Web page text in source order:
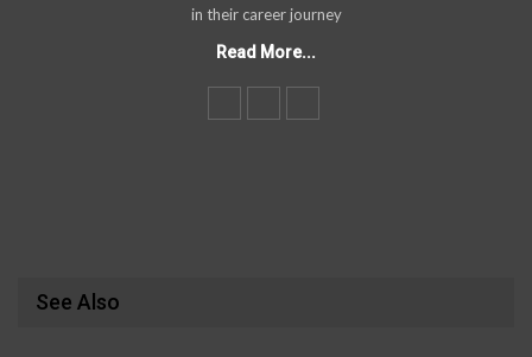
in their career journey
Read More...
See Also